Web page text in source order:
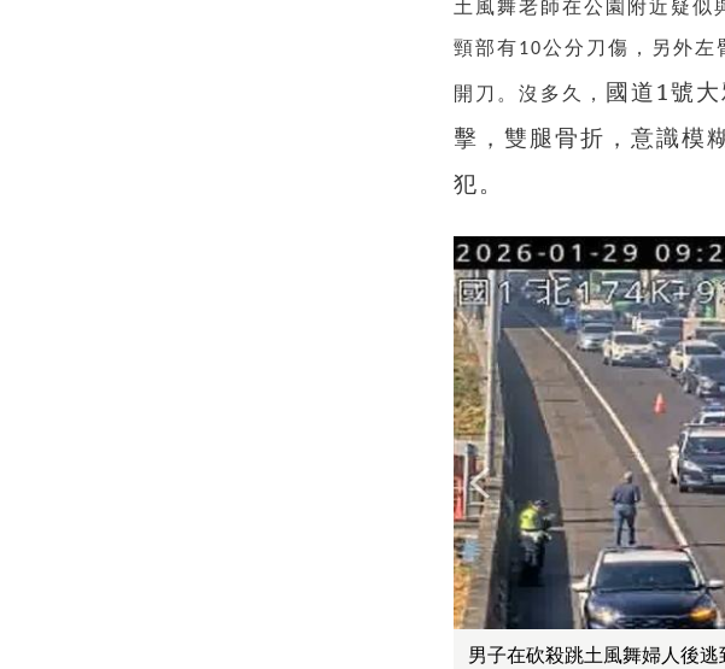
土風舞老師在公園附近疑似
頸部有10公分刀傷，另外
開刀。沒多久， 國道1號
擊，雙腿骨折，意識模
犯。
男子在砍殺跳土風舞婦人後逃